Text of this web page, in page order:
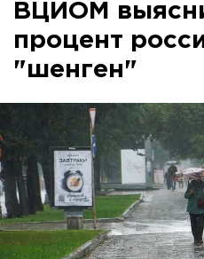
ВЦИОМ
процент
"шенген"